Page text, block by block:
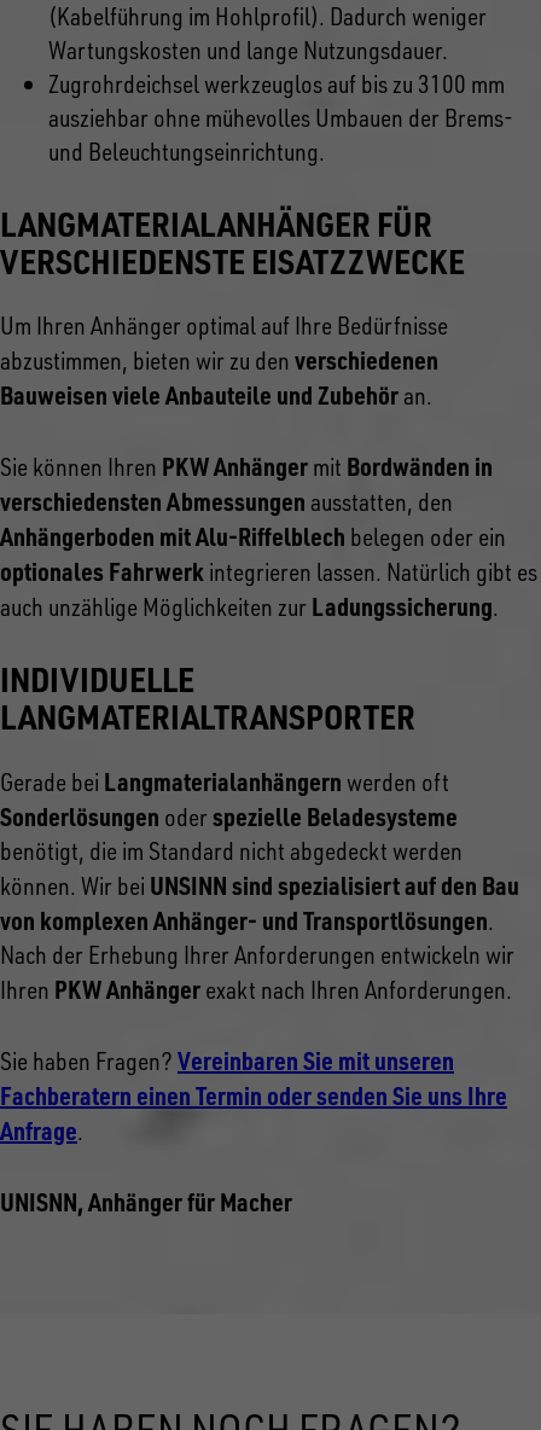
(Kabelführung im Hohlprofil). Dadurch weniger
Wartungskosten und lange Nutzungsdauer.
Zugrohrdeichsel werkzeuglos auf bis zu 3100 mm
ausziehbar ohne mühevolles Umbauen der Brems-
und Beleuchtungseinrichtung.
LANGMATERIALANHÄNGER FÜR
VERSCHIEDENSTE EISATZZWECKE
Um Ihren Anhänger optimal auf Ihre Bedürfnisse
abzustimmen, bieten wir zu den verschiedenen
Bauweisen viele Anbauteile und Zubehör an.
Sie können Ihren PKW Anhänger mit Bordwänden in
verschiedensten Abmessungen ausstatten, den
Anhängerboden mit Alu-Riffelblech belegen oder ein
optionales Fahrwerk integrieren lassen. Natürlich gibt es
auch unzählige Möglichkeiten zur Ladungssicherung.
INDIVIDUELLE
LANGMATERIALTRANSPORTER
Gerade bei Langmaterialanhängern werden oft
Sonderlösungen oder spezielle Beladesysteme
benötigt, die im Standard nicht abgedeckt werden
können. Wir bei UNSINN sind spezialisiert auf den Bau
von komplexen Anhänger- und Transportlösungen.
Nach der Erhebung Ihrer Anforderungen entwickeln wir
Ihren PKW Anhänger exakt nach Ihren Anforderungen.
Sie haben Fragen? Vereinbaren Sie mit unseren
Fachberatern einen Termin oder senden Sie uns Ihre
Anfrage.
UNISNN, Anhänger für Macher